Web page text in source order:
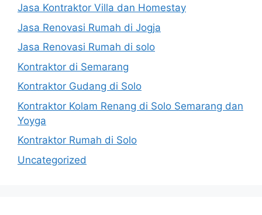
Jasa Kontraktor Villa dan Homestay
Jasa Renovasi Rumah di Jogja
Jasa Renovasi Rumah di solo
Kontraktor di Semarang
Kontraktor Gudang di Solo
Kontraktor Kolam Renang di Solo Semarang dan
Yoyga
Kontraktor Rumah di Solo
Uncategorized